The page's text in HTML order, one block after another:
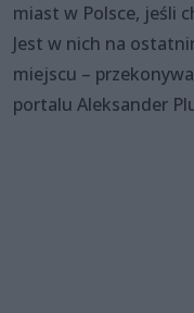
miast w Polsce, jeśli
Jest w nich na
miejscu –
portalu Aleksander